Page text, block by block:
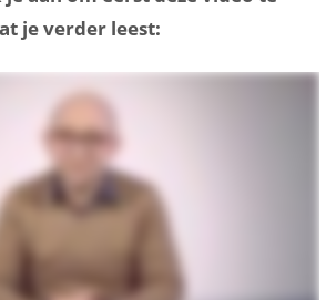
je verder leest: